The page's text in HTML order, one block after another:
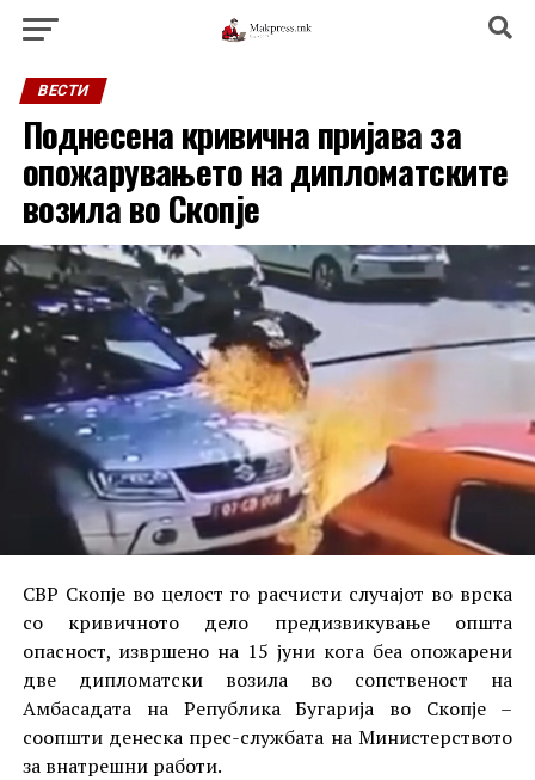
ВЕСТИ
Поднесена кривична пријава за
опожарувањето на дипломатските
возила во Скопје
СВР Скопје во целост го расчисти случајот во врска
со кривичното дело предизвикување општа
опасност, извршено на 15 јуни кога беа опожарени
две дипломатски возила во сопственост на
Амбасадата на Република Бугарија во Скопје –
соопшти денеска прес-службата на Министерството
за внатрешни работи.